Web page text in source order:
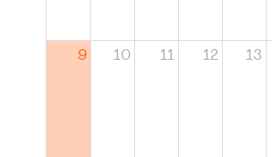
9 10 11 12 13